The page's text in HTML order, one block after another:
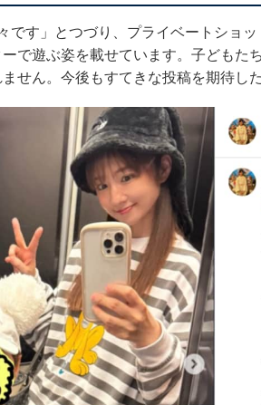
です」とつづり、プライベートショッ
で遊ぶ姿を載せています。子どもた
せん。今後もすてきな投稿を期待した